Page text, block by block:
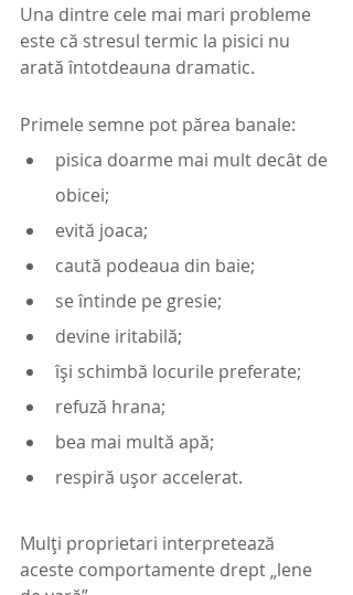
Una dintre cele mai mari probleme
este că stresul termic la pisici nu
arată întotdeauna dramatic.
Primele semne pot părea banale:
pisica doarme mai mult decât de
obicei;
evită joaca;
caută podeaua din baie;
se întinde pe gresie;
devine iritabilă;
își schimbă locurile preferate;
refuză hrana;
bea mai multă apă;
respiră ușor accelerat.
Mulți proprietari interpretează
aceste comportamente drept „lene